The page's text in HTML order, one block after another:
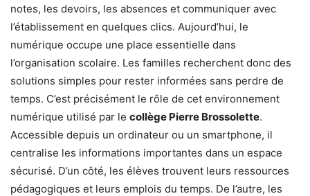
notes, les devoirs, les absences et communiquer avec
l’établissement en quelques clics. Aujourd’hui, le
numérique occupe une place essentielle dans
l’organisation scolaire. Les familles recherchent donc des
solutions simples pour rester informées sans perdre de
temps. C’est précisément le rôle de cet environnement
numérique utilisé par le collège Pierre Brossolette.
Accessible depuis un ordinateur ou un smartphone, il
centralise les informations importantes dans un espace
sécurisé. D’un côté, les élèves trouvent leurs ressources
pédagogiques et leurs emplois du temps. De l’autre, les